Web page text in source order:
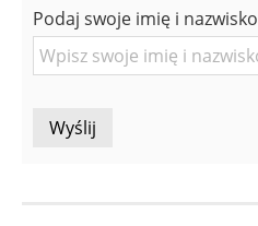
znajomej
Osoby
Podaj swoje imię i nazwisko